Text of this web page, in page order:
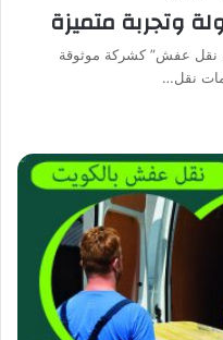
وتجربة متميزة
نقل عفش” كشركة موثوقة
نقل…